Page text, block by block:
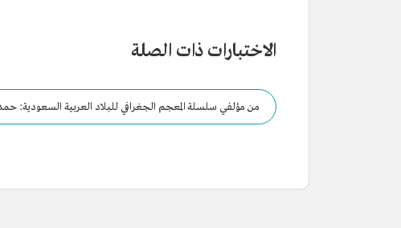
الاختبارات ذات الصلة
من مؤلفي سلسلة المعجم الجغرافي للبلاد العربية